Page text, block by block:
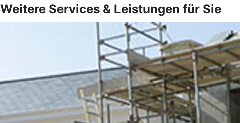
Weitere Services & Leistungen für Sie